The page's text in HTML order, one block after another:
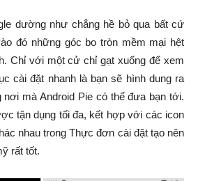
dường như chẳng hề bỏ qua bất cứ
đó những góc bo tròn mềm mại hệt
Chỉ với một cử chỉ gạt xuống để xem
cài đặt nhanh là bạn sẽ hình dung ra
nơi mà Android Pie có thể đưa bạn tới.
tận dụng tối đa, kết hợp với các icon
nhau trong Thực đơn cài đặt tạo nên
rất tốt.